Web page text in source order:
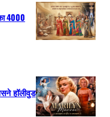
4000
हॉलीवुड